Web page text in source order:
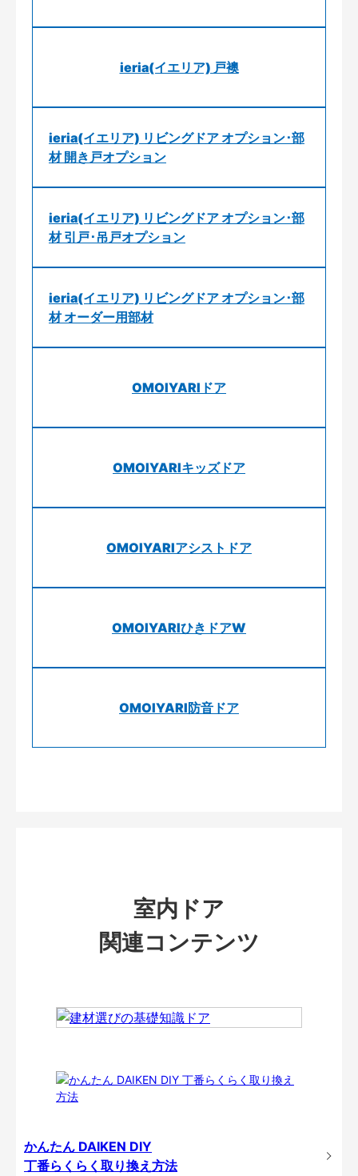
ieria(イエリア) 戸襖
ieria(イエリア) リビングドア オプション･部
材 開き戸オプション
ieria(イエリア) リビングドア オプション･部
材 引戸･吊戸オプション
ieria(イエリア) リビングドア オプション･部
材 オーダー用部材
OMOIYARIドア
OMOIYARIキッズドア
OMOIYARIアシストドア
OMOIYARIひきドアW
OMOIYARI防音ドア
室内ドア
関連コンテンツ
かんたん DAIKEN DIY
丁番らくらく取り換え方法